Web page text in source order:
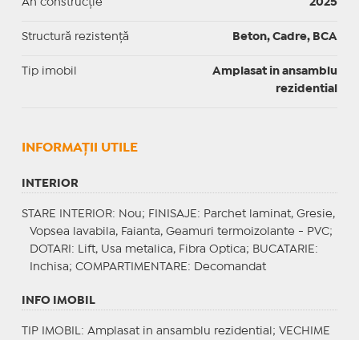
An construcție 2025
Structură rezistență Beton, Cadre, BCA
Tip imobil
Amplasat in ansamblu
rezidential
INFORMAŢII UTILE
INTERIOR
STARE INTERIOR: Nou; FINISAJE : Parchet laminat, Gresie,
Vopsea lavabila, Faianta, Geamuri termoizolante - PVC;
DOTARI : Lift, Usa metalica, Fibra Optica; BUCATARIE :
Inchisa; COMPARTIMENTARE : Decomandat
INFO IMOBIL
TIP IMOBIL : Amplasat in ansamblu rezidential; VECHIME